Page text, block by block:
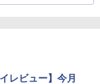
レビュー】今月